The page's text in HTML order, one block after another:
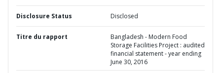
Disclosure Status Disclosed
Titre du rapport
Bangladesh - Modern Food
Storage Facilities Project : audited
financial statement - year ending
June 30, 2016